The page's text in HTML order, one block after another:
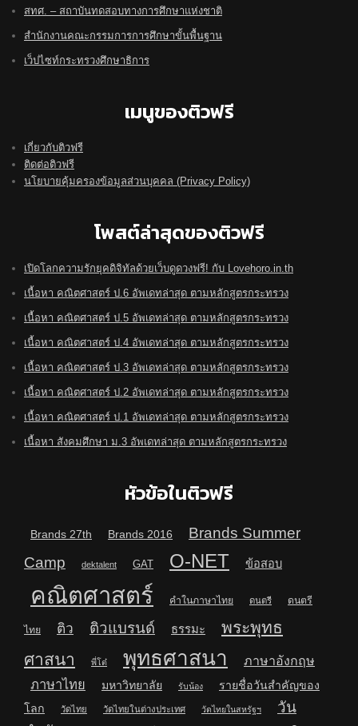
สทศ. – สถาบันทดสอบทางการศึกษาแห่งชาติ
สำนักงานคณะกรรมการการศึกษาขั้นพื้นฐาน
เว็ปไซท์กระทรวงศึกษาธิการ
เมนูของติวฟรี
เกี่ยวกับติวฟรี
ติดต่อติวฟรี
นโยบายคุ้มครองข้อมูลส่วนบุคคล (Privacy Policy)
โพสต์ล่าสุดของติวฟรี
เปิดโลกความรักยุคดิจิทัลด้วยเว็บดูดวงฟรี! กับ Lovehoro.in.th
เนื้อหา คณิตศาสตร์ ป.6 อัพเดทล่าสุด ตามหลักสูตรกระทรวง
เนื้อหา คณิตศาสตร์ ป.5 อัพเดทล่าสุด ตามหลักสูตรกระทรวง
เนื้อหา คณิตศาสตร์ ป.4 อัพเดทล่าสุด ตามหลักสูตรกระทรวง
เนื้อหา คณิตศาสตร์ ป.3 อัพเดทล่าสุด ตามหลักสูตรกระทรวง
เนื้อหา คณิตศาสตร์ ป.2 อัพเดทล่าสุด ตามหลักสูตรกระทรวง
เนื้อหา คณิตศาสตร์ ป.1 อัพเดทล่าสุด ตามหลักสูตรกระทรวง
เนื้อหา สังคมศึกษา ม.3 อัพเดทล่าสุด ตามหลักสูตรกระทรวง
หัวข้อในติวฟรี
Brands 27th Brands 2016
Brands Summer
Camp
dektalent GAT O-NET ข้อสอบ
คณิตศาสตร์ คำในภาษาไทย ดนตรี ดนตรี
ไทย ติว ติวแบรนด์ ธรรมะ
พระพุทธ
ศาสนา
พี่โต๋ พุทธศาสนา ภาษาอังกฤษ
ภาษาไทย มหาวิทยาลัย รับน้อง
รายชื่อวันสำคัญของ
โลก
วัดไทย วัดไทยในต่างประเทศ วัดไทยในสหรัฐฯ
วัน